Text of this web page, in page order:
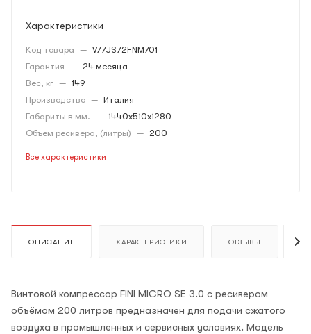
Характеристики
Код товара — V77JS72FNM701
Гарантия — 24 месяца
Вес, кг — 149
Производство — Италия
Габариты в мм. — 1440x510x1280
Объем ресивера, (литры) — 200
Все характеристики
ОПИСАНИЕ ХАРАКТЕРИСТИКИ ОТЗЫВЫ
Винтовой компрессор FINI MICRO SE 3.0 с ресивером
объёмом 200 литров предназначен для подачи сжатого
воздуха в промышленных и сервисных условиях. Модель